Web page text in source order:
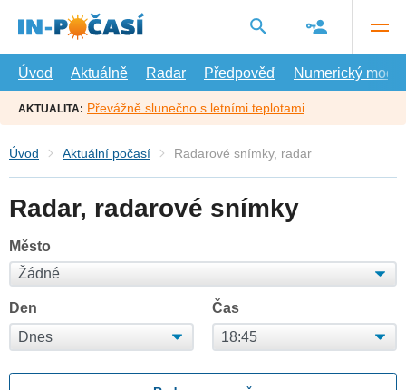
hlavní
Úvod
Aktuálně Radar Předpověď Numerický model
AKTUALITA: Převážně slunečno s letními teplotami
Úvod Aktuální počasí Radarové snímky, radar
Radar, radarové snímky
Město
Den Čas